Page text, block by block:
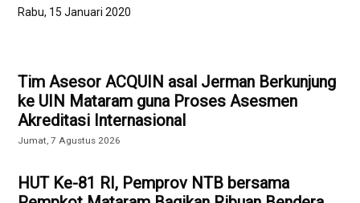
Rabu, 15 Januari 2020
Tim Asesor ACQUIN asal Jerman Berkunjung
ke UIN Mataram guna Proses Asesmen
Akreditasi Internasional
Jumat, 7 Agustus 2026
HUT Ke-81 RI, Pemprov NTB bersama